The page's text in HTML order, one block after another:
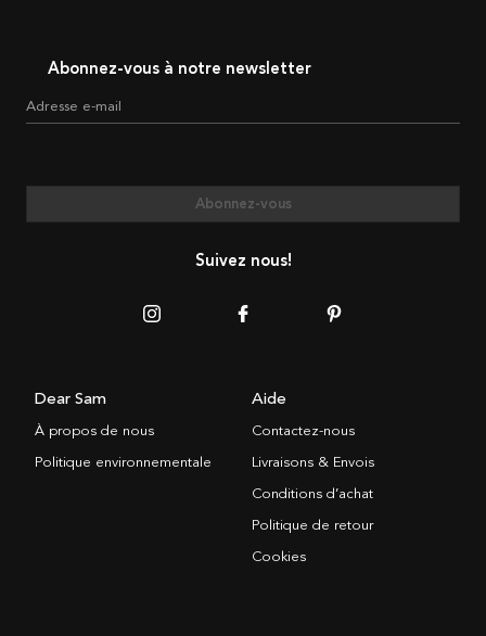
Abonnez-vous à notre newsletter
Adresse e-mail
Abonnez-vous
Suivez nous!
Dear Sam
À propos de nous
Politique environnementale
Aide
Contactez-nous
Livraisons & Envois
Conditions d’achat
Politique de retour
Cookies